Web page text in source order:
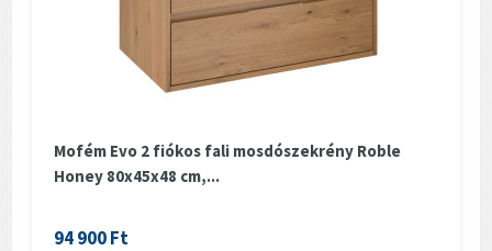
Mofém Evo 2 fiókos fali mosdószekrény Roble
Honey 80x45x48 cm,...
94 900 Ft